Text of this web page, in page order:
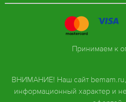
ВНИМАНИЕ! Наш сайт
информационный характер и
Принимаем к